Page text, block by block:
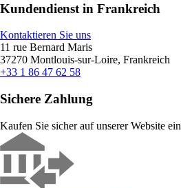
Kundendienst in Frankreich
Kontaktieren Sie uns
11 rue Bernard Maris
37270 Montlouis-sur-Loire, Frankreich
+33 1 86 47 62 58
Sichere Zahlung
Kaufen Sie sicher auf unserer Website ein